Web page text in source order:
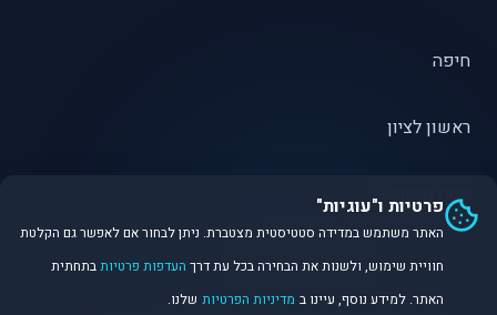
חיפה
ראשון לציון
פתח תקווה
פרטיות ו"עוגיות"
האתר משתמש במדידה סטטיסטית מצטברת. ניתן לבחור אם לאפשר גם הקלטת
חוויית שימוש, ולשנות את הבחירה בכל עת דרך העדפות פרטיותבתחתית
האתר. למידע נוסף, עיינו ב מדיניות הפרטיות שלנו.